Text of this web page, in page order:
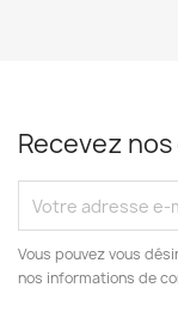
Recevez
Vous pouvez vous
nos informations de